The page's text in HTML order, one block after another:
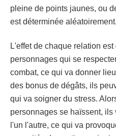
pleine de points jaunes, ou
est déterminée aléatoirement.
L'effet de chaque relation
personnages qui se
combat, ce qui va donner
des bonus de dégâts, ils
qui va soigner du stress.
personnages se haïssent,
l'un l'autre, ce qui va